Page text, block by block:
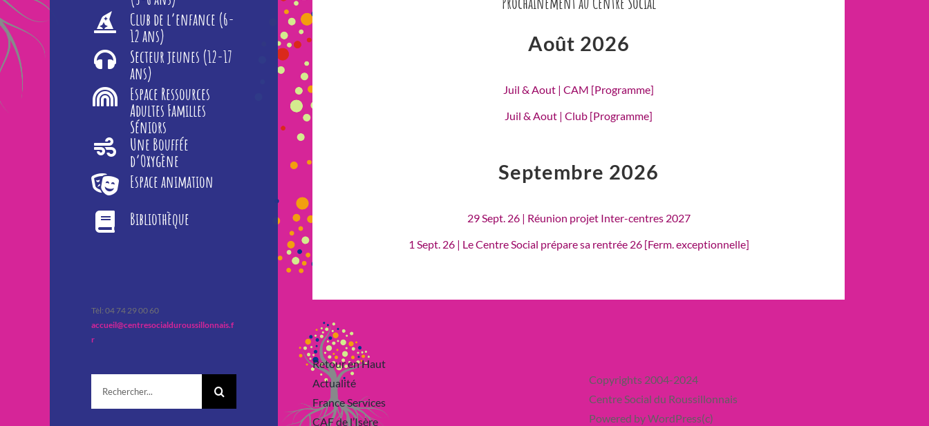
Club de l’enfance (6-
12 ans)
Secteur jeunes (12-17
ans)
Espace Ressources
Adultes Familles
Séniors
Une Bouffée
d’Oxygène
Espace animation
Bibliothèque
Tèl: 04 74 29 00 60
accueil@centresocialduroussillonnais.f
r
Août 2026
Juil & Aout | CAM [Programme]
Juil & Aout | Club [Programme]
Septembre 2026
29 Sept. 26 | Réunion projet Inter-centres 2027
1 Sept. 26 | Le Centre Social prépare sa rentrée 26 [Ferm. exceptionnelle]
Retour en Haut
Actualité
France Services
CAF de l’Isère
Copyrights 2004-2024
Centre Social du Roussillonnais
Powered by WordPress(c)